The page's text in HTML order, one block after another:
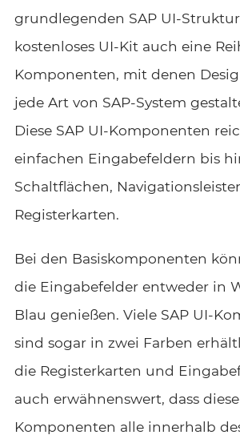
grundlegenden SAP UI-
kostenloses UI-Kit auch eine
Komponenten, mit denen
jede Art von SAP-System
Diese SAP UI-Komponenten
einfachen Eingabefeldern bis
Schaltflächen,
Registerkarten.
Bei den Basiskomponenten
die Eingabefelder entweder in
Blau genießen. Viele SAP UI-
sind sogar in zwei Farben
die Registerkarten und
auch erwähnenswert, dass diese
Komponenten alle innerhalb